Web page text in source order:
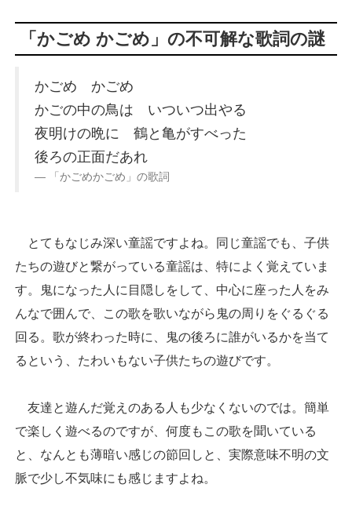
「かごめ かごめ」の不可解な歌詞の謎
かごめ かごめ
かごの中の鳥は いついつ出やる
夜明けの晩に 鶴と亀がすべった
後ろの正面だあれ
「かごめかごめ」の歌詞
とてもなじみ深い童謡ですよね。同じ童謡でも、子供
たちの遊びと繋がっている童謡は、特によく覚えていま
す。鬼になった人に目隠しをして、中心に座った人をみ
んなで囲んで、この歌を歌いながら鬼の周りをぐるぐる
回る。歌が終わった時に、鬼の後ろに誰がいるかを当て
るという、たわいもない子供たちの遊びです。
友達と遊んだ覚えのある人も少なくないのでは。簡単
で楽しく遊べるのですが、何度もこの歌を聞いている
と、なんとも薄暗い感じの節回しと、実際意味不明の文
脈で少し不気味にも感じますよね。